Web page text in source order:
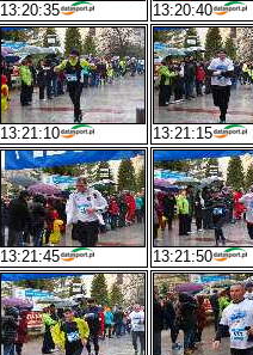
13:20:35 13:20:40
13:21:10 13:21:15
13:21:45 13:21:50